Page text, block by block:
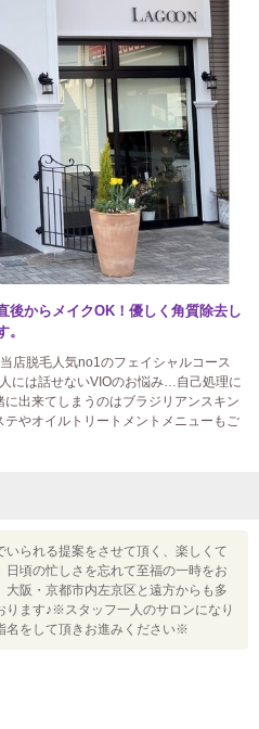
からメイクOK！優しく角質除去し
店脱毛人気no1のフェイシャルコース
には話せないVIOのお悩み…自己処理に
出来てしまうのはブラジリアンスキン
やオイルトリートメントメニューもご
いられる提案をさせて頂く、楽しくて
日頃の忙しさを忘れて至福の一時をお
大阪・京都市内左京区と遠方からも多
ります♪※スタッフ一人のサロンになり
名をして頂きお進みください※